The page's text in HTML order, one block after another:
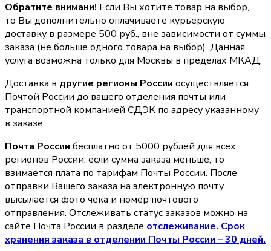
Обратите внимани! Если Вы хотите товар на выбор,
то Вы дополнительно оплачиваете курьерскую
доставку в размере 500 руб., вне зависимости от суммы
заказа (не больше одного товара на выбор). Данная
услуга возможна только для Москвы в пределах МКАД.
Доставка в другие регионы России осуществляется
Почтой России до вашего отделения почты или
транспортной компанией СДЭК по адресу указанному
в заказе.
Почта России бесплатно от 5000 рублей для всех
регионов России, если сумма заказа меньше, то
взимается плата по тарифам Почты России. После
отправки Вашего заказа на электронную почту
высылается фото чека и номер почтового
отправления. Отслеживать статус заказов можно на
сайте Почта России в разделе oтслеживание. Срок
хранения заказа в отделении Почты России – 30 дней.